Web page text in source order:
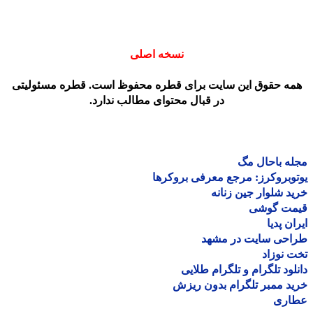
نسخه اصلی
حقوق این سایت برای قطره محفوظ است. قطره مسئولیتی
در قبال محتوای مطالب ندارد.
باحال مگ
مرجع معرفی بروکرها
شلوار جین زنانه
گوشی
پدیا
سایت در مشهد
نوزاد
تلگرام و تلگرام طلایی
ممبر تلگرام بدون ریزش